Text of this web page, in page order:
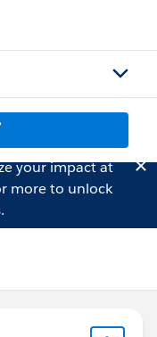
your impact at
more to unlock